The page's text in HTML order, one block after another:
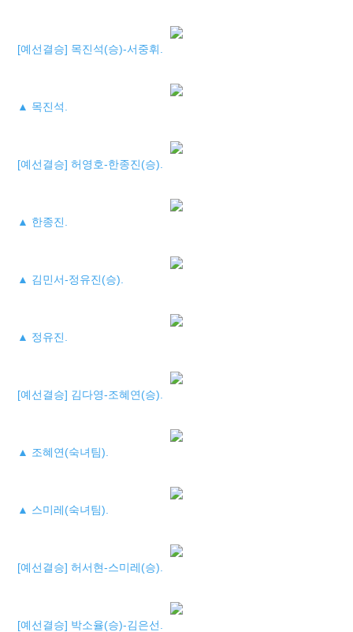
[예선결승] 목진석(승)-서중휘.
▲ 목진석.
[예선결승] 허영호-한종진(승).
▲ 한종진.
▲ 김민서-정유진(승).
▲ 정유진.
[예선결승] 김다영-조혜연(승).
▲ 조혜연(숙녀팀).
▲ 스미레(숙녀팀).
[예선결승] 허서현-스미레(승).
[예선결승] 박소율(승)-김은선.